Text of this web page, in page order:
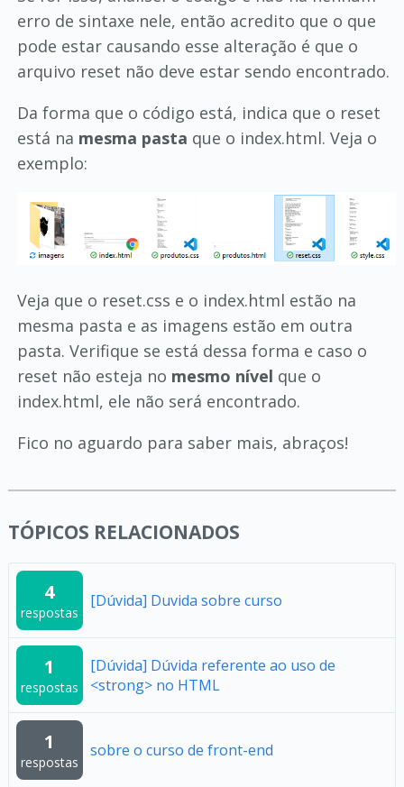
erro de sintaxe nele, então acredito que o que
pode estar causando esse alteração é que o
arquivo reset não deve estar sendo encontrado.
Da forma que o código está, indica que o reset
está na mesma pasta que o index.html. Veja o
exemplo:
Veja que o reset.css e o index.html estão na
mesma pasta e as imagens estão em outra
pasta. Verifique se está dessa forma e caso o
reset não esteja no mesmo nível que o
index.html, ele não será encontrado.
Fico no aguardo para saber mais, abraços!
TÓPICOS RELACIONADOS
4
respostas
[Dúvida] Duvida sobre curso
1
respostas
[Dúvida] Dúvida referente ao uso de
<strong> no HTML
1
respostas
sobre o curso de front-end